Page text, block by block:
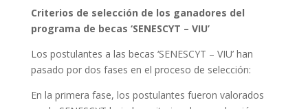
Criterios de selección de los ganadores del
programa de becas ‘SENESCYT – VIU’
Los postulantes a las becas ‘SENESCYT – VIU’ han
pasado por dos fases en el proceso de selección:
En la primera fase, los postulantes fueron valorados